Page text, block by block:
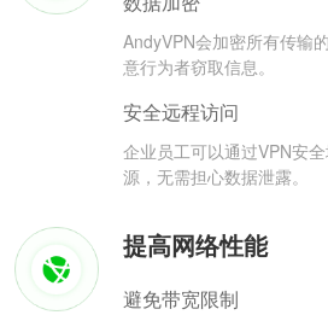
AndyVPN会加密所有传输
意行为者窃取信息。
安全远程访问
企业员工可以通过VPN安
源，无需担心数据泄露。
提高网络性能
避免带宽限制